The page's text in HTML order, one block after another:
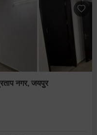
नगर, जयपुर